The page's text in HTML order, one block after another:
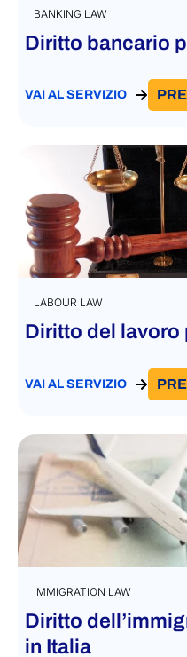
BANKING LAW
Diritto bancario
VAI AL SERVIZIO
LABOUR LAW
Diritto del lavoro
VAI AL SERVIZIO
IMMIGRATION LAW
Diritto
in Italia